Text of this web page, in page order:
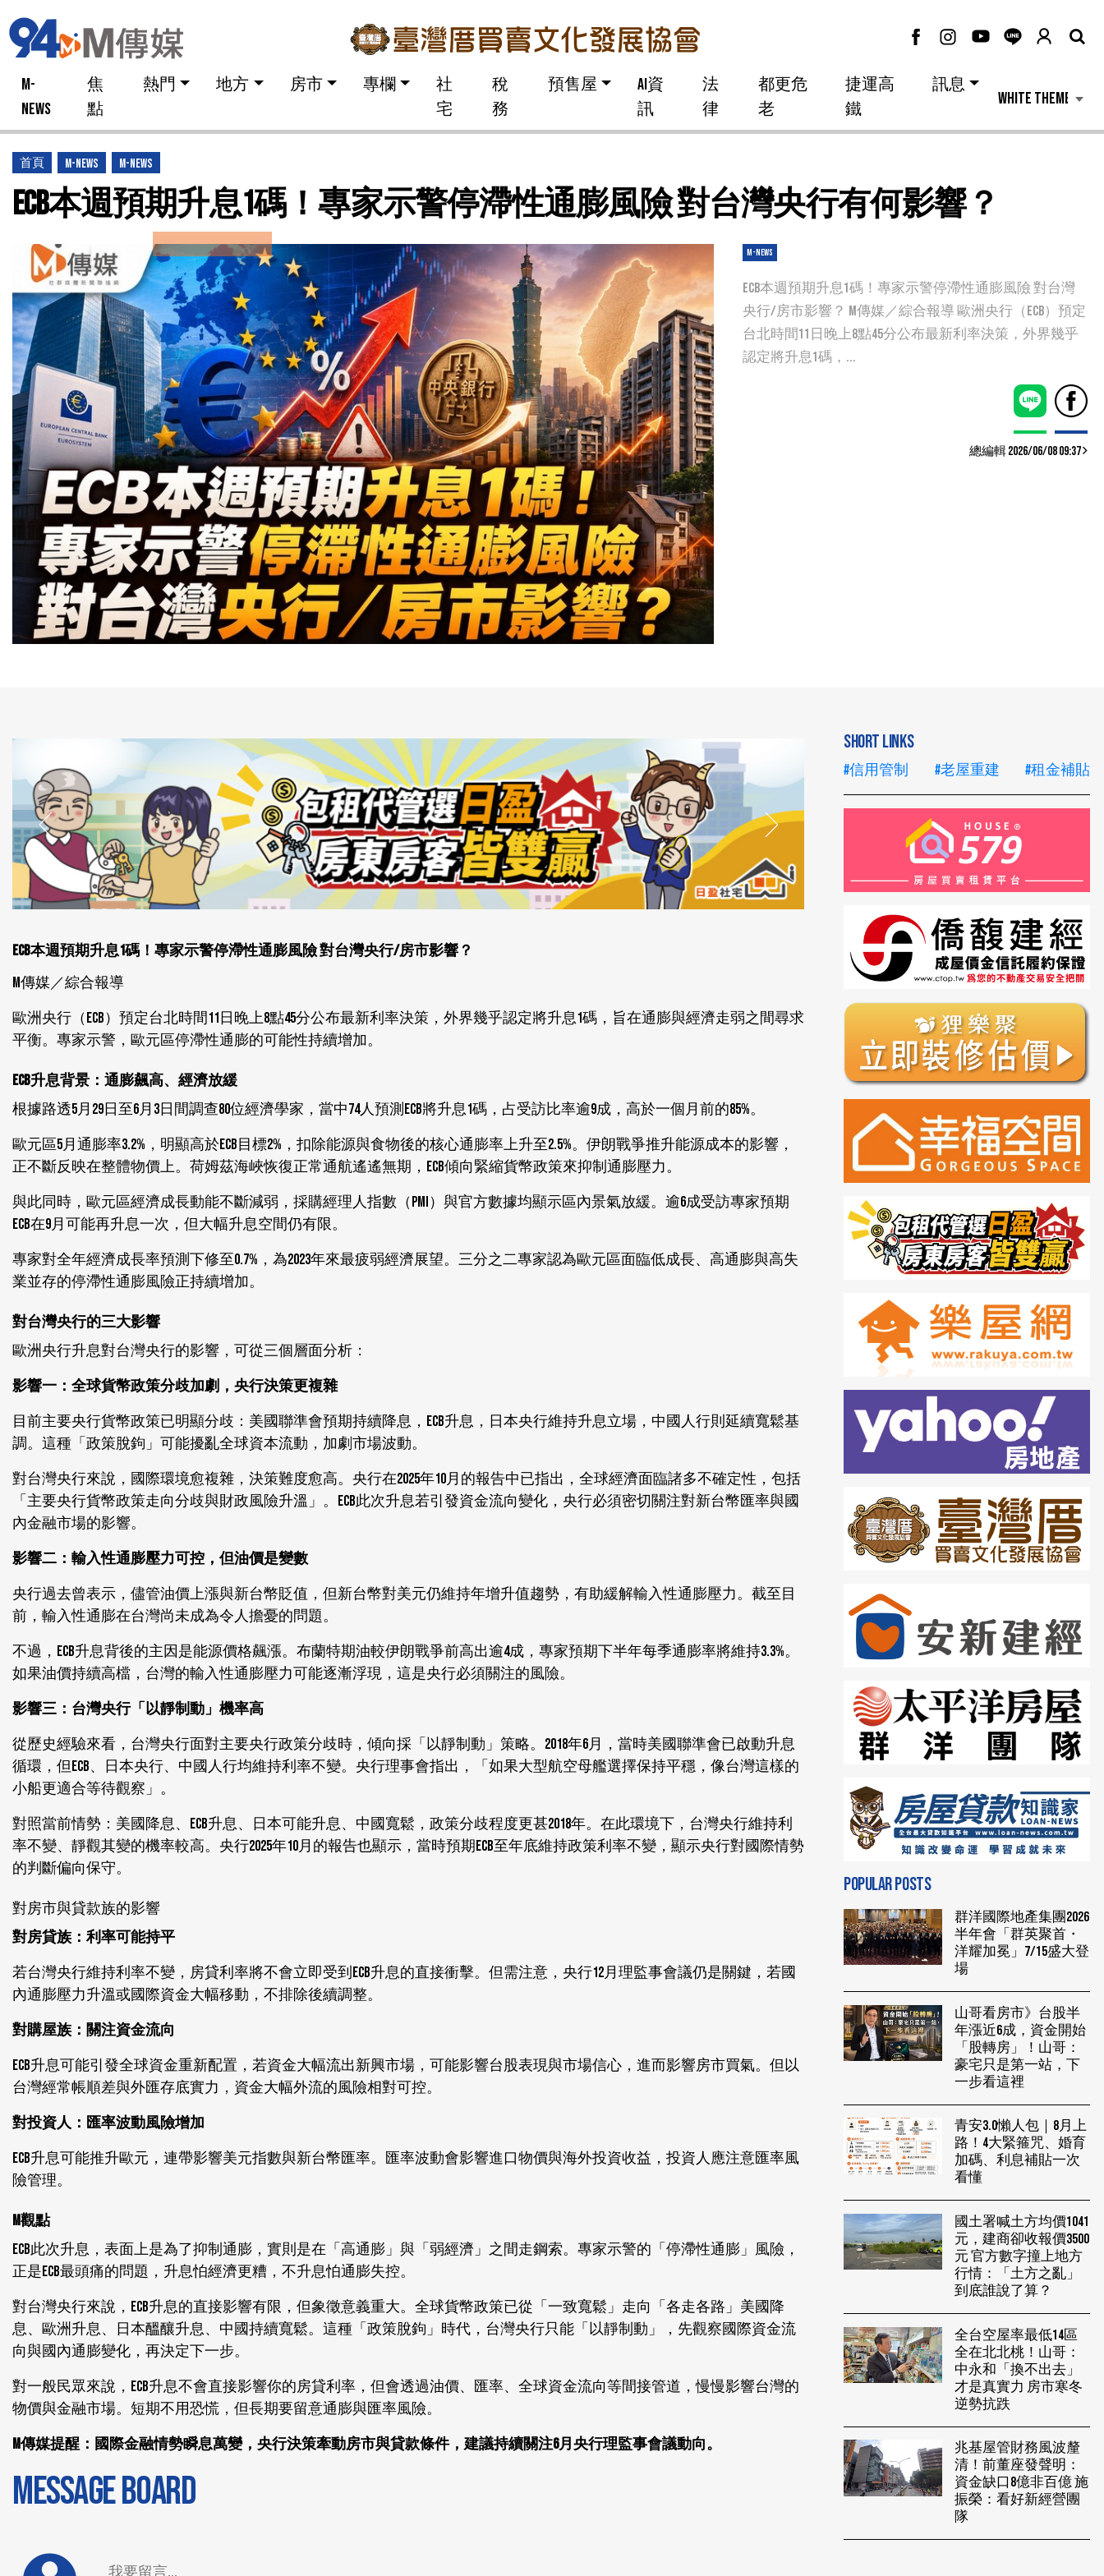
M-
NEWS
焦
點
熱門 地方 房市 專欄
社
宅
稅
務
預售屋
AI資
訊
法
律
都更危
老
捷運高
鐵
訊息
首頁 M-News M-news
ECB本週預期升息1碼！專家示警停滯性通膨風險 對台灣央行有何影響？
M-news
ECB本週預期升息1碼！專家示警停滯性通膨風險 對台灣
央行/房市影響？ M傳媒／綜合報導 歐洲央行（ECB）預定
台北時間11日晚上8點45分公布最新利率決策，外界幾乎
認定將升息1碼，...
總編輯 2026/06/08 09:37
ECB本週預期升息1碼！專家示警停滯性通膨風險 對台灣央行/房市影響？
M傳媒／綜合報導
歐洲央行（ECB）預定台北時間11日晚上8點45分公布最新利率決策，外界幾乎認定將升息1碼，旨在通膨與經濟走弱之間尋求
平衡。專家示警，歐元區停滯性通膨的可能性持續增加。
ECB升息背景：通膨飆高、經濟放緩
根據路透5月29日至6月3日間調查80位經濟學家，當中74人預測ECB將升息1碼，占受訪比率逾9成，高於一個月前的85%。
歐元區5月通膨率3.2%，明顯高於ECB目標2%，扣除能源與食物後的核心通膨率上升至2.5%。伊朗戰爭推升能源成本的影響，
正不斷反映在整體物價上。荷姆茲海峽恢復正常通航遙遙無期，ECB傾向緊縮貨幣政策來抑制通膨壓力。
與此同時，歐元區經濟成長動能不斷減弱，採購經理人指數（PMI）與官方數據均顯示區內景氣放緩。逾6成受訪專家預期
ECB在9月可能再升息一次，但大幅升息空間仍有限。
專家對全年經濟成長率預測下修至0.7%，為2023年來最疲弱經濟展望。三分之二專家認為歐元區面臨低成長、高通膨與高失
業並存的停滯性通膨風險正持續增加。
對台灣央行的三大影響
歐洲央行升息對台灣央行的影響，可從三個層面分析：
影響一：全球貨幣政策分歧加劇，央行決策更複雜
目前主要央行貨幣政策已明顯分歧：美國聯準會預期持續降息，ECB升息，日本央行維持升息立場，中國人行則延續寬鬆基
調。這種「政策脫鉤」可能擾亂全球資本流動，加劇市場波動。
對台灣央行來說，國際環境愈複雜，決策難度愈高。央行在2025年10月的報告中已指出，全球經濟面臨諸多不確定性，包括
「主要央行貨幣政策走向分歧與財政風險升溫」。ECB此次升息若引發資金流向變化，央行必須密切關注對新台幣匯率與國
內金融市場的影響。
影響二：輸入性通膨壓力可控，但油價是變數
央行過去曾表示，儘管油價上漲與新台幣貶值，但新台幣對美元仍維持年增升值趨勢，有助緩解輸入性通膨壓力。截至目
前，輸入性通膨在台灣尚未成為令人擔憂的問題。
不過，ECB升息背後的主因是能源價格飆漲。布蘭特期油較伊朗戰爭前高出逾4成，專家預期下半年每季通膨率將維持3.3%。
如果油價持續高檔，台灣的輸入性通膨壓力可能逐漸浮現，這是央行必須關注的風險。
影響三：台灣央行「以靜制動」機率高
從歷史經驗來看，台灣央行面對主要央行政策分歧時，傾向採「以靜制動」策略。2018年6月，當時美國聯準會已啟動升息
循環，但ECB、日本央行、中國人行均維持利率不變。央行理事會指出，「如果大型航空母艦選擇保持平穩，像台灣這樣的
小船更適合等待觀察」。
對照當前情勢：美國降息、ECB升息、日本可能升息、中國寬鬆，政策分歧程度更甚2018年。在此環境下，台灣央行維持利
率不變、靜觀其變的機率較高。央行2025年10月的報告也顯示，當時預期ECB至年底維持政策利率不變，顯示央行對國際情勢
的判斷偏向保守。
對房市與貸款族的影響
對房貸族：利率可能持平
若台灣央行維持利率不變，房貸利率將不會立即受到ECB升息的直接衝擊。但需注意，央行12月理監事會議仍是關鍵，若國
內通膨壓力升溫或國際資金大幅移動，不排除後續調整。
對購屋族：關注資金流向
ECB升息可能引發全球資金重新配置，若資金大幅流出新興市場，可能影響台股表現與市場信心，進而影響房市買氣。但以
台灣經常帳順差與外匯存底實力，資金大幅外流的風險相對可控。
對投資人：匯率波動風險增加
ECB升息可能推升歐元，連帶影響美元指數與新台幣匯率。匯率波動會影響進口物價與海外投資收益，投資人應注意匯率風
險管理。
M觀點
ECB此次升息，表面上是為了抑制通膨，實則是在「高通膨」與「弱經濟」之間走鋼索。專家示警的「停滯性通膨」風險，
正是ECB最頭痛的問題，升息怕經濟更糟，不升息怕通膨失控。
對台灣央行來說，ECB升息的直接影響有限，但象徵意義重大。全球貨幣政策已從「一致寬鬆」走向「各走各路」美國降
息、歐洲升息、日本醞釀升息、中國持續寬鬆。這種「政策脫鉤」時代，台灣央行只能「以靜制動」，先觀察國際資金流
向與國內通膨變化，再決定下一步。
對一般民眾來說，ECB升息不會直接影響你的房貸利率，但會透過油價、匯率、全球資金流向等間接管道，慢慢影響台灣的
物價與金融市場。短期不用恐慌，但長期要留意通膨與匯率風險。
M傳媒提醒：國際金融情勢瞬息萬變，央行決策牽動房市與貸款條件，建議持續關注6月央行理監事會議動向。
MESSAGE BOARD
SHORT LINKS
#信用管制 #老屋重建 #租金補貼
POPULAR POSTS
群洋國際地產集團2026
半年會「群英聚首・
洋耀加冕」7/15盛大登
場
山哥看房市》台股半
年漲近6成，資金開始
「股轉房」！山哥：
豪宅只是第一站，下
一步看這裡
青安3.0懶人包｜8月上
路！4大緊箍咒、婚育
加碼、利息補貼一次
看懂
國土署喊土方均價1041
元，建商卻收報價3500
元 官方數字撞上地方
行情：「土方之亂」
到底誰說了算？
全台空屋率最低14區
全在北北桃！山哥：
中永和「換不出去」
才是真實力 房市寒冬
逆勢抗跌
兆基屋管財務風波釐
清！前董座發聲明：
資金缺口8億非百億 施
振榮：看好新經營團
隊